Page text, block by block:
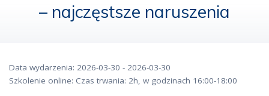
– najczęstsze naruszenia
Data wydarzenia: 2026-03-30 - 2026-03-30
Szkolenie online: Czas trwania: 2h, w godzinach 16:00-18:00